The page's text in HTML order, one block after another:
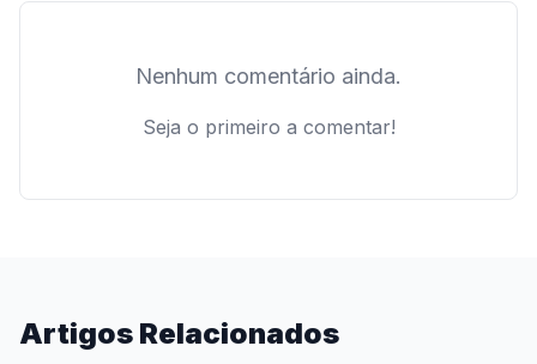
Nenhum comentário ainda.
Seja o primeiro a comentar!
Artigos Relacionados